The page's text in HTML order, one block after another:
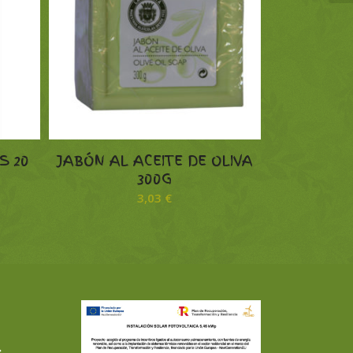
20
JABÓN AL ACEITE DE OLIVA
300G
3,03 €